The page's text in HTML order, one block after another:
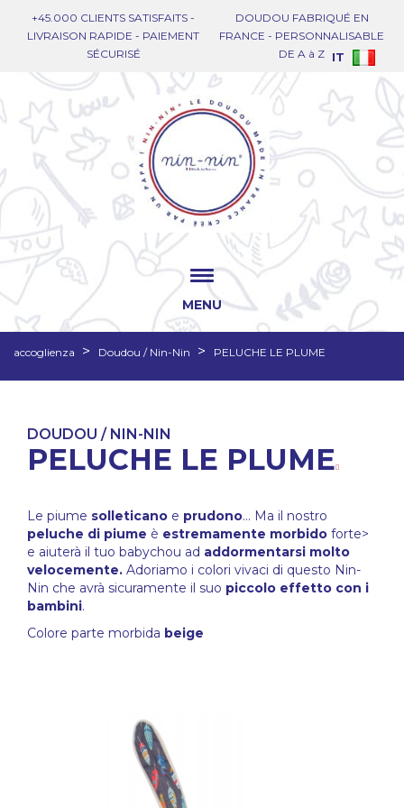
+45.000 CLIENTS SATISFAITS -
LIVRAISON RAPIDE - PAIEMENT
SÉCURISÉ
DOUDOU FABRIQUÉ EN
FRANCE - PERSONNALISABLE
DE A à Z IT
MENU
accoglienza Doudou / Nin-Nin PELUCHE LE PLUME
DOUDOU / NIN-NIN
PELUCHE LE PLUME
Le piume solleticano e prudono... Ma il nostro
peluche di piume è estremamente morbido forte>
e aiuterà il tuo babychou ad addormentarsi molto
velocemente. Adoriamo i colori vivaci di questo Nin-
Nin che avrà sicuramente il suo piccolo effetto con i
bambini.
Colore parte morbida beige